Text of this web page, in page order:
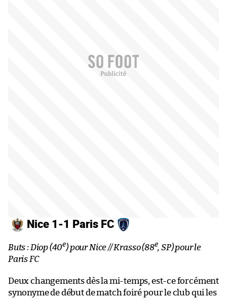
Nice 1-1 Paris FC
Buts : Diop (40e) pour Nice // Krasso (88e, SP) pour le
Paris FC
Deux changements dès la mi-temps, est-ce forcément
synonyme de début de match foiré pour le club qui les